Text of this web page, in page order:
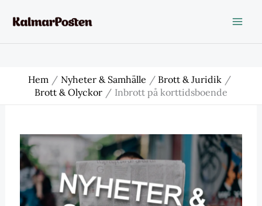
Hem Nyheter & Samhälle
Brott & Juridik
Brott & Olyckor
Inbrott på korttidsboende